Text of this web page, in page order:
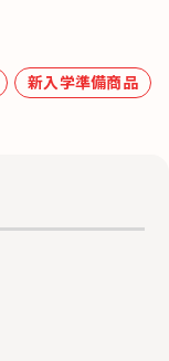
新入学準備商品